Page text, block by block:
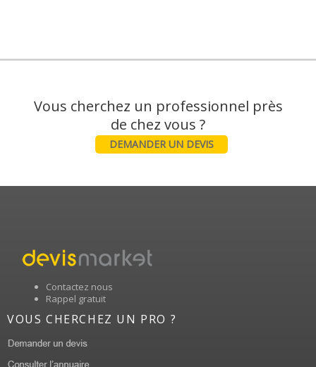
Vous cherchez un professionnel près
DEMANDER UN DEVIS
Contactez nous
Rappel gratuit
VOUS CHERCHEZ UN PRO ?